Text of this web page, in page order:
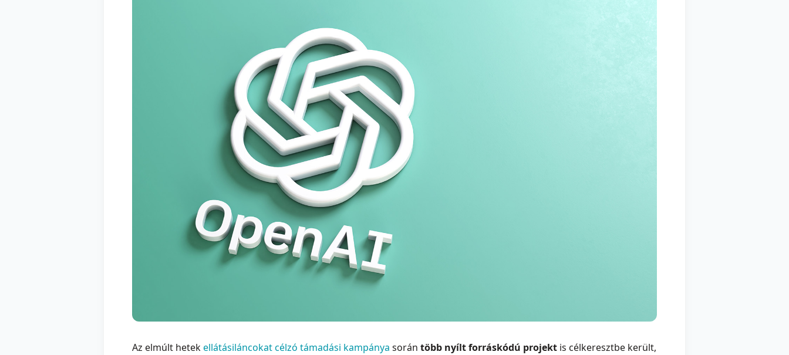
Az elmúlt hetekellátásiláncokat célzó támadási kampánya során több nyílt forráskódú projekt is célkeresztbe került,